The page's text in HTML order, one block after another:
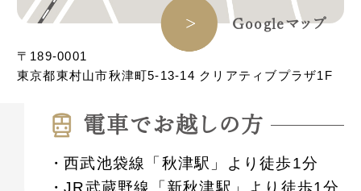
Googleマップ
〒189-0001
東京都東村山市秋津町5-13-14 クリアティブプラザ1F
電⾞でお越しの⽅
西武池袋線「秋津駅」より徒歩1分
JR武蔵野線「新秋津駅」より徒歩1分